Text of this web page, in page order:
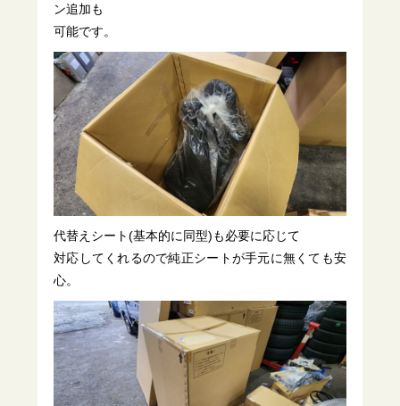
ン追加も
可能です。
代替えシート(基本的に同型)も必要に応じて
対応してくれるので純正シートが手元に無くても安
心。